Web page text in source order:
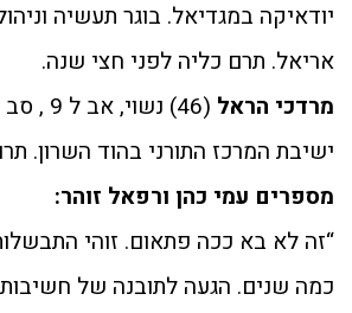
יודאיקה במגדיאל. בוגר תעשיה
אריאל. תרם כליה לפני חצי שנה.
מרדכי הראל
ישיבת המרכז התורני בהוד השרון.
מספרים עמי כהן ורפאל זוהר:
“זה לא בא ככה פתאום. זוהי
כמה שנים. הגעה לתובנה של